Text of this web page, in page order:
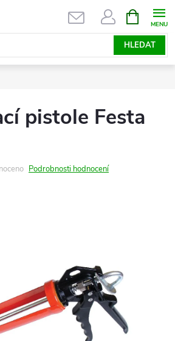
HLEDAT
NÁKUPNÍ
KOŠÍK
pistole Festa
Podrobnosti hodnocení